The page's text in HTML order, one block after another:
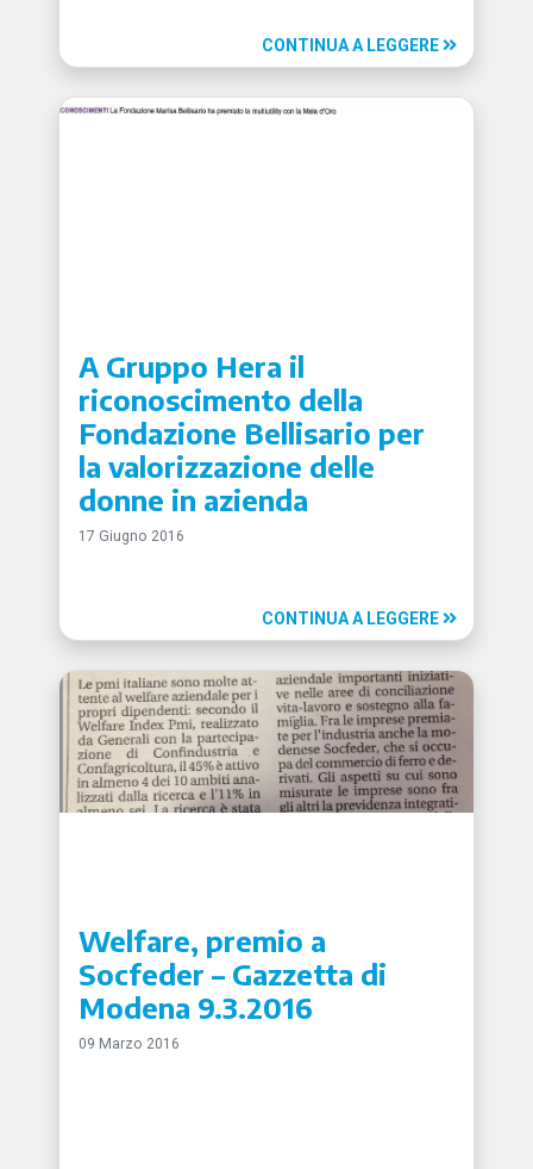
CONTINUA A LEGGERE
A Gruppo Hera il
riconoscimento della
Fondazione Bellisario per
la valorizzazione delle
donne in azienda
17 Giugno 2016
CONTINUA A LEGGERE
Welfare, premio a
Socfeder – Gazzetta di
Modena 9.3.2016
09 Marzo 2016